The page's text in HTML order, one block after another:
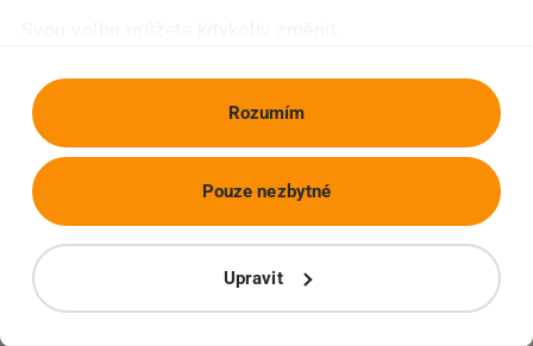
Rozumím
Upravit
Pouze nezbytné